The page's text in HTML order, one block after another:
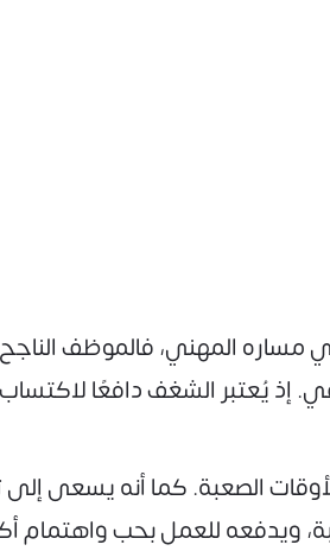
مساره المهني، فالموظف
إذ يُعتبر الشغف دافعًا
الصعبة. كما أنه يسعى إلى
ويدفعه للعمل بحب واهتمام